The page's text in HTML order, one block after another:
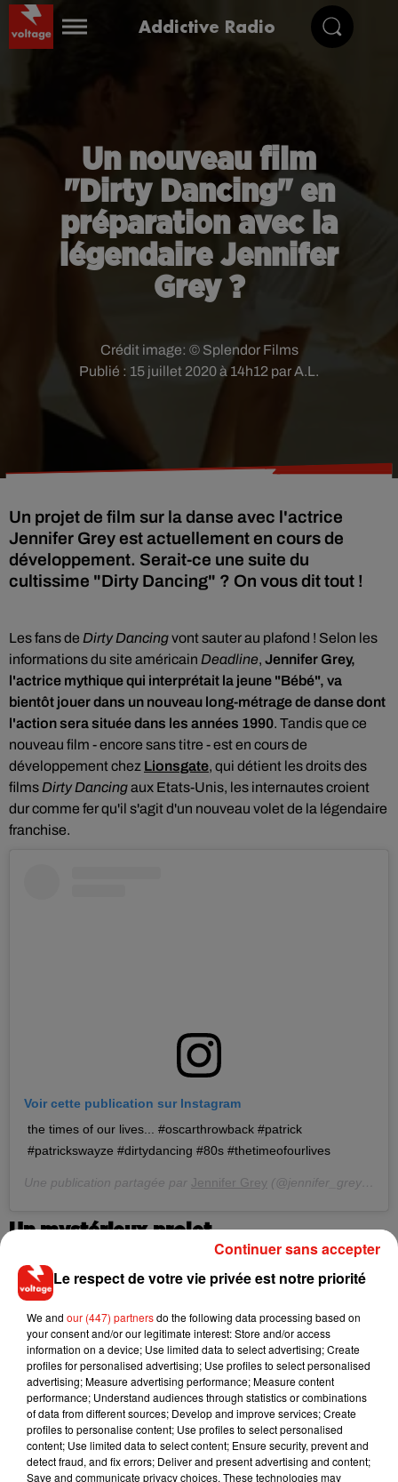
Addictive Radio
Un nouveau film
"Dirty Dancing" en
préparation avec la
légendaire Jennifer
Grey ?
Publié : 15 juillet 2020 à 14h12 par A.L.
Crédit image: © Splendor Films
Un projet de film sur la danse avec l'actrice
Jennifer Grey est actuellement en cours de
développement. Serait-ce une suite du
cultissime "Dirty Dancing" ? On vous dit tout !
Les fans de Dirty Dancingvont sauter au plafond ! Selon les
informations du site américain Deadline, Jennifer Grey,
l'actrice mythique qui interprétait la jeune "Bébé", va
bientôt jouer dans un nouveau long-métrage de danse dont
l'action sera située dans les années 1990. Tandis que ce
nouveau film - encore sans titre - est en cours de
développement chez Lionsgate, qui détient les droits des
films Dirty Dancingaux Etats-Unis, les internautes croient
dur comme fer qu'il s'agit d'un nouveau volet de la légendaire
franchise.
Voir cette publication sur Instagram
the times of our lives... #oscarthrowback #patrick
#patrickswayze #dirtydancing #80s #thetimeofourlives
Une publication partagée par Jennifer Grey (@jennifer_grey) le
Un mystérieux projet
Alors que
en jeune adolescente tombant amoureuse de son professeur
en effet s'empêcher de penser que ce nouveau projet de film
vient s'inscrire dans la continuité des deux opus précédents.
En effet, la présence de Jennifer Grey laisse planer le doute.
Pour rappel,Dirty Dancinga, à l'époque, généré près de 218
millions de dollars au box-office mondial, et a remporté
l'Oscar et le Golden Globe de la Meilleure Chanson originale
pour le titre(I've Had) The Time of My Life.
Le respect de votre vie privée est notre priorité
We and our (447) partnersdo the following data processing based on
your consent and/or our legitimate interest: Store and/or access
information on a device; Use limited data to select advertising; Create
profiles for personalised advertising; Use profiles to select personalised
advertising; Measure advertising performance; Measure content
performance; Understand audiences through statistics or combinations
of data from different sources; Develop and improve services; Create
profiles to personalise content; Use profiles to select personalised
content; Use limited data to select content; Ensure security, prevent and
detect fraud, and fix errors; Deliver and present advertising and content;
Save and communicate privacy choices. These technologies may
Continuer sans accepter